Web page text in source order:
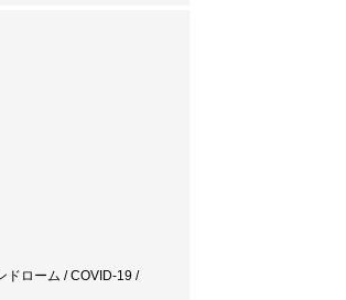
ドローム / COVID-19 /